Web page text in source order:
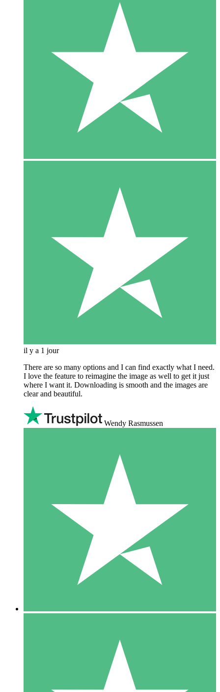
il y a 1 jour
There are so many options and I can find exactly what I need.
I love the feature to reimagine the image as well to get it just
where I want it. Downloading is smooth and the images are
clear and beautiful.
Wendy Rasmussen